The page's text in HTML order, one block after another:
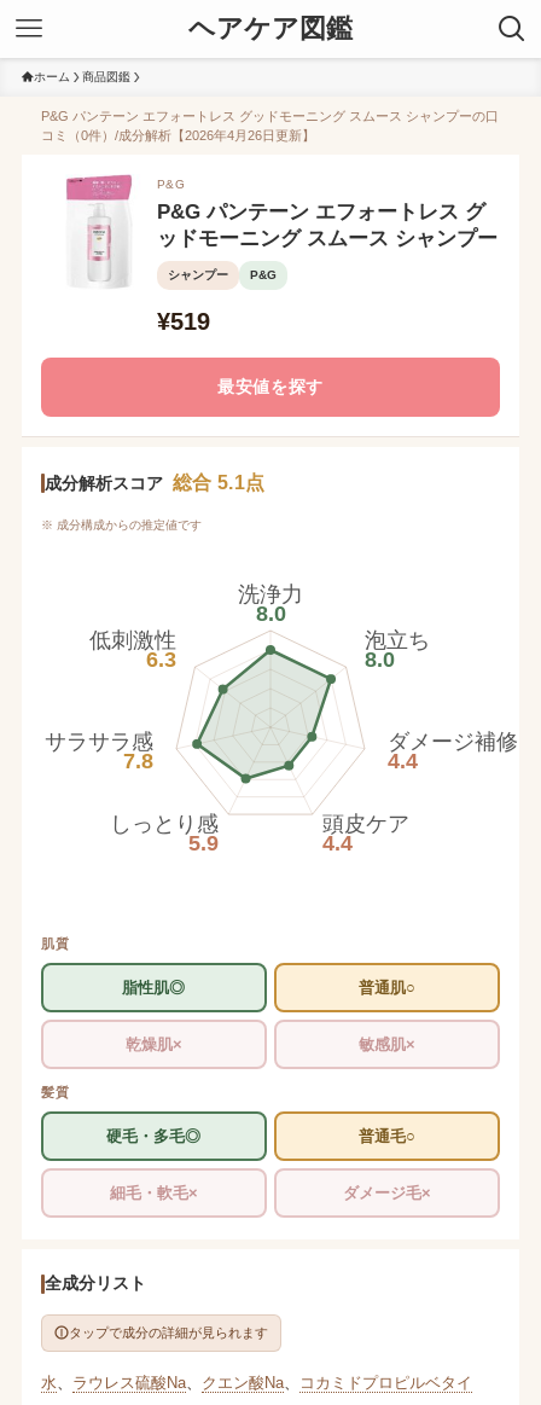
ヘアケア図鑑
ホーム 商品図鑑
P&G パンテーン エフォートレス グッドモーニング スムース シャンプーの口
コミ（0件）/成分解析【2026年4月26日更新】
P&G
P&G パンテーン エフォートレス グ
ッドモーニング スムース シャンプー
シャンプー P&G
¥519
最安値を探す
成分解析スコア 総合 5.1点
※ 成分構成からの推定値です
洗浄力
8.0
泡立ち
8.0
ダメージ補修
4.4
頭皮ケア
4.4
しっとり感
5.9
サラサラ感
7.8
低刺激性
6.3
肌質
脂性肌◎ 普通肌○
乾燥肌× 敏感肌×
髪質
硬毛・多毛◎ 普通毛○
細毛・軟毛× ダメージ毛×
全成分リスト
タップで成分の詳細が見られます
水 ラウレス硫酸Na、 クエン酸Na、
コカミドプロピルベタイ